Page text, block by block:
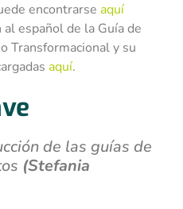
encontrarse aquí
español de la Guía de
Transformacional y su
aquí.
de las guías de
(Stefania